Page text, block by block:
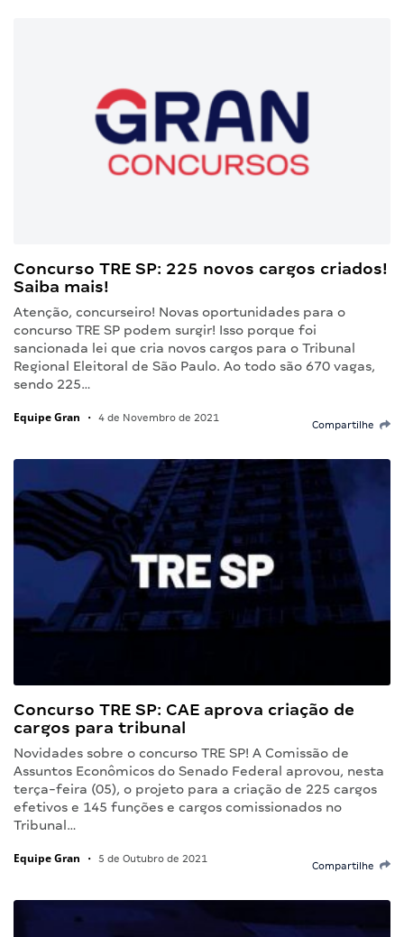
Concurso TRE SP: 225 novos cargos criados!
Saiba mais!
Atenção, concurseiro! Novas oportunidades para o
concurso TRE SP podem surgir! Isso porque foi
sancionada lei que cria novos cargos para o Tribunal
Regional Eleitoral de São Paulo. Ao todo são 670 vagas,
sendo 225…
Equipe Gran • 4 de Novembro de 2021
Compartilhe
Concurso TRE SP: CAE aprova criação de
cargos para tribunal
Novidades sobre o concurso TRE SP! A Comissão de
Assuntos Econômicos do Senado Federal aprovou, nesta
terça-feira (05), o projeto para a criação de 225 cargos
efetivos e 145 funções e cargos comissionados no
Tribunal…
Equipe Gran • 5 de Outubro de 2021
Compartilhe